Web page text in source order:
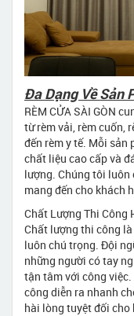
Đa Dạng Về Sản
RÈM CỬA SÀI GÒN
từ rèm vải, rèm cuốn,
đến rèm y tế. Mỗi sản
chất liệu cao cấp và
lượng. Chúng tôi
mang đến cho khách
Chất Lượng Thi Công
Chất lượng thi công là
luôn chú trọng. Đội
những người có tay
tận tâm với công
công diễn ra nhanh
hài lòng tuyệt đối cho